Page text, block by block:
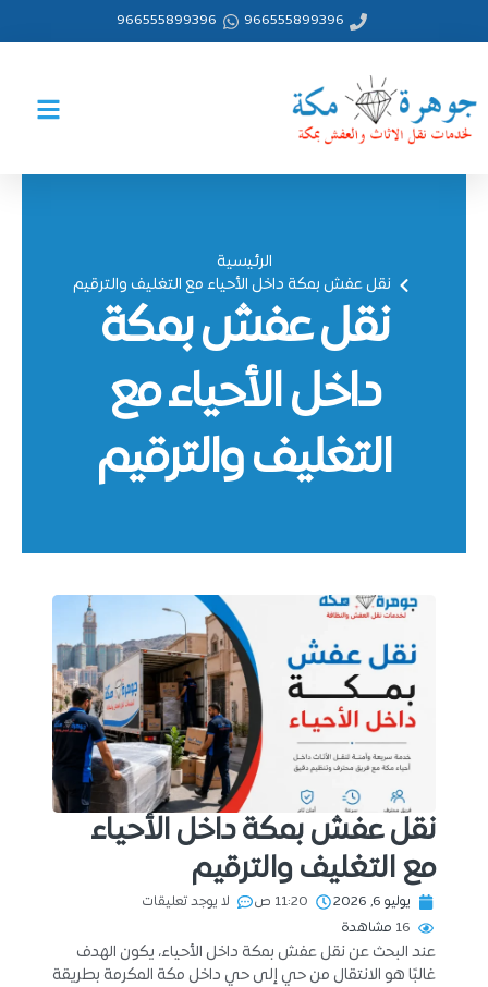
966555899396
966555899396
الرئيسية
نقل عفش بمكة داخل الأحياء مع التغليف والترقيم
نقل عفش بمكة
داخل الأحياء مع
التغليف والترقيم
نقل عفش بمكة داخل الأحياء
مع التغليف والترقيم
يوليو 6, 2026 11:20 ص
لا يوجد تعليقات
16 مشاهدة
عند البحث عن نقل عفش بمكة داخل الأحياء، يكون الهدف
غالبًا هو الانتقال من حي إلى حي داخل مكة المكرمة بطريقة